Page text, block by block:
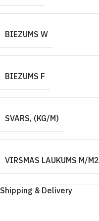
BIEZUMS W
BIEZUMS F
SVARS, (KG/M)
VIRSMAS LAUKUMS M/M2
Shipping & Delivery